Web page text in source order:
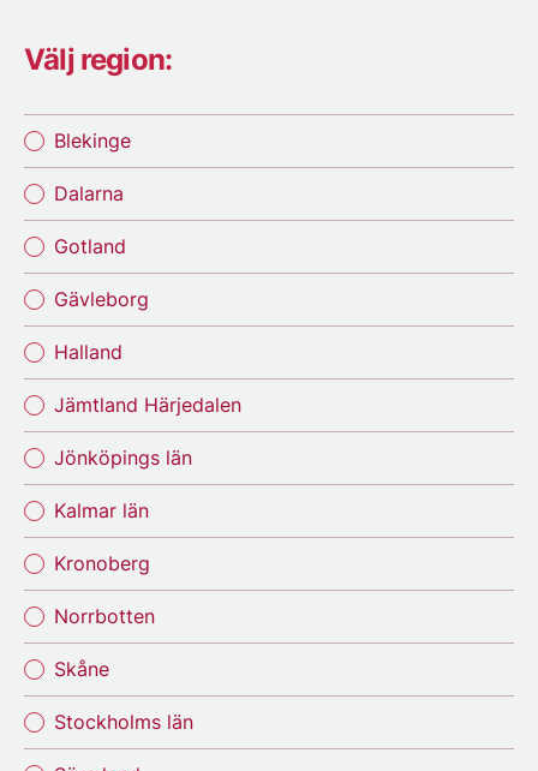
Välj region:
Blekinge
Dalarna
Gotland
Gävleborg
Halland
Jämtland Härjedalen
Jönköpings län
Kalmar län
Kronoberg
Norrbotten
Skåne
Stockholms län